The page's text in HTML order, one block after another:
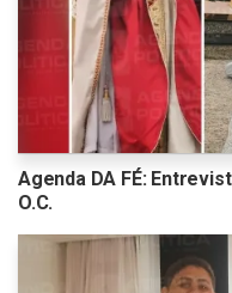
Agenda DA FÉ:
O.C.